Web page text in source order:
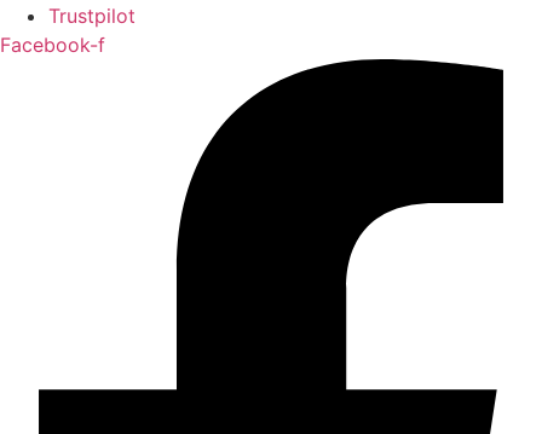
Trustpilot
Facebook-f